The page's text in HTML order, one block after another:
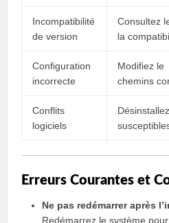
Incompatibilité
de version
Consultez
la
Configuration
incorrecte
Modifiez le
chemins
Conflits
logiciels
Erreurs Courantes et
Ne pas redémarrer après
Redémarrez le système pour